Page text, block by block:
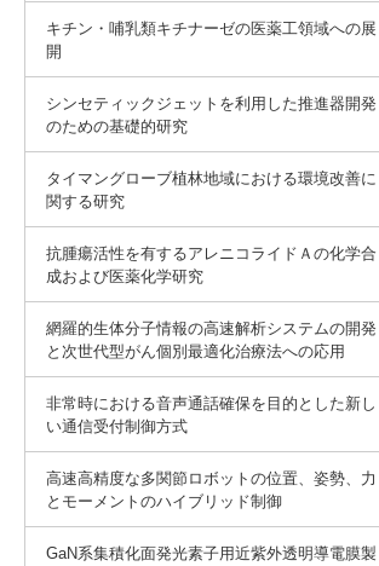
キチン・哺乳類キチナーゼの医薬工領域への展
開
シンセティックジェットを利用した推進器開発
のための基礎的研究
タイマングローブ植林地域における環境改善に
関する研究
抗腫瘍活性を有するアレニコライドＡの化学合
成および医薬化学研究
網羅的生体分子情報の高速解析システムの開発
と次世代型がん個別最適化治療法への応用
非常時における音声通話確保を目的とした新し
い通信受付制御方式
高速高精度な多関節ロボットの位置、姿勢、力
とモーメントのハイブリッド制御
GaN系集積化面発光素子用近紫外透明導電膜製